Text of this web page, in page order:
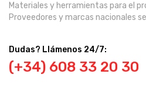
Materiales y herramientas para el
Proveedores y marcas nacionales
Dudas? Llámenos 24/7:
(+34) 608 33 20 30